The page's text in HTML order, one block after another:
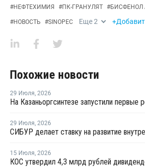
#НЕФТЕХИМИЯ #ПК-ГРАНУЛЯТ #БИСФЕНОЛ
#НОВОСТЬ #SINOPEC Еще2
Похожие новости
29 Июля, 2026
29 Июля, 2026
15 Июля, 2026
КОС утвердил 4,3 млрд рублей